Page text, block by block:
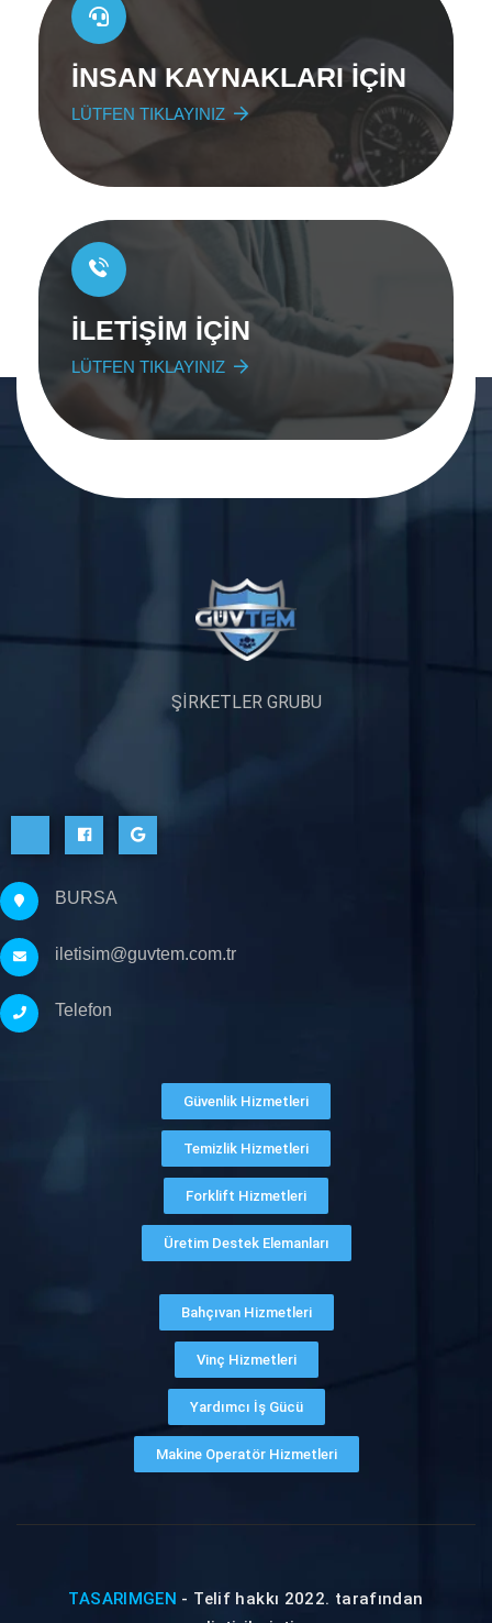
İNSAN KAYNAKLARI İÇİN
LÜTFEN TIKLAYINIZ
İLETİŞİM İÇİN
LÜTFEN TIKLAYINIZ
ŞİRKETLER GRUBU
BURSA
iletisim@guvtem.com.tr
Telefon
Güvenlik Hizmetleri
Temizlik Hizmetleri
Forklift Hizmetleri
Üretim Destek Elemanları
Bahçıvan Hizmetleri
Vinç Hizmetleri
Yardımcı İş Gücü
Makine Operatör Hizmetleri
TASARIMGEN - Telif hakkı 2022. tarafından